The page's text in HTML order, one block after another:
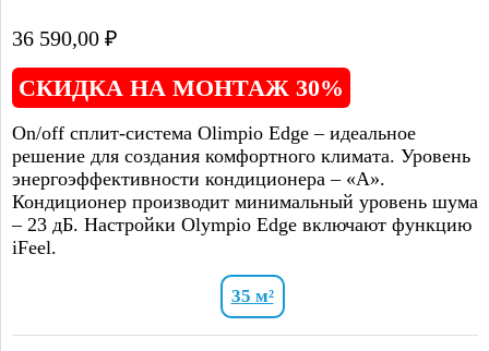
36 590,00 ₽
СКИДКА НА МОНТАЖ 30%
On/off сплит-система Olimpio Edge – идеальное
решение для создания комфортного климата. Уровень
энергоэффективности кондиционера – «А».
Кондиционер производит минимальный уровень шума
– 23 дБ. Настройки Olympio Edge включают функцию
iFeel.
35 м²